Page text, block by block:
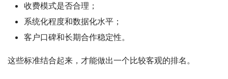
收费模式是否合理；
系统化程度和数据化水平；
客户口碑和长期合作稳定性。
这些标准结合起来，才能做出一个比较客观的排名。